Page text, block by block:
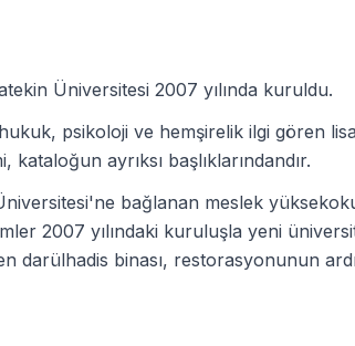
Üniversitesi 2007 yılında kuruldu.
psikoloji ve hemşirelik ilgi gören
ayrıksı başlıklarındandır.
bağlanan meslek
2007 yılındaki kuruluşla yeni
darülhadis binası, restorasyonunun